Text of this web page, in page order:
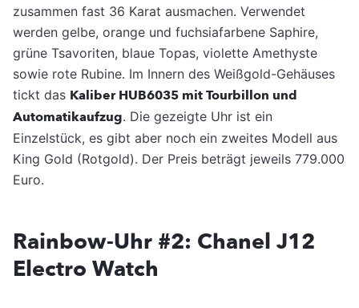
zusammen fast 36 Karat ausmachen. Verwendet
werden gelbe, orange und fuchsiafarbene Saphire,
grüne Tsavoriten, blaue Topas, violette Amethyste
sowie rote Rubine. Im Innern des Weißgold-Gehäuses
tickt das Kaliber HUB6035 mit Tourbillon und
Automatikaufzug. Die gezeigte Uhr ist ein
Einzelstück, es gibt aber noch ein zweites Modell aus
King Gold (Rotgold). Der Preis beträgt jeweils 779.000
Euro.
Rainbow-Uhr #2: Chanel J12
Electro Watch